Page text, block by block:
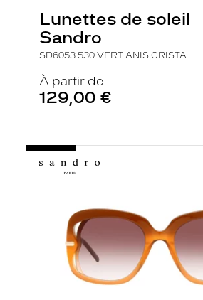
Lunettes de soleil
Sandro
SD6053 530 VERT ANIS CRISTA
À partir de
129,00 €